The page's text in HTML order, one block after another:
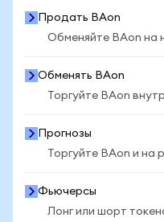
Продать BAon
Обменяйте BAon на
Обменять BAon
Торгуйте BAon
Прогнозы
Торгуйте BAon и на
Фьючерсы
Лонг или шорт